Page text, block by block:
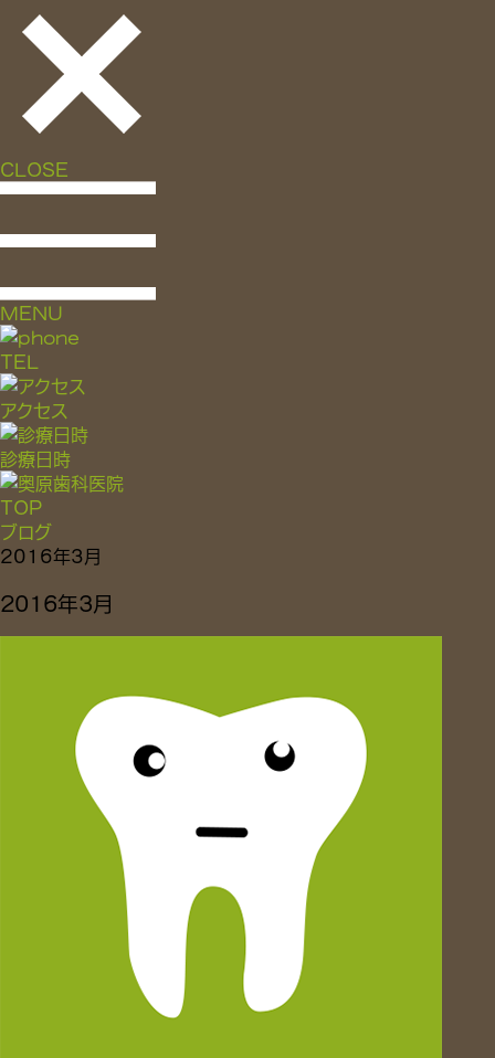
CLOSE
MENU
TEL
アクセス
診療日時
TOP
ブログ
2016年3月
2016年3月